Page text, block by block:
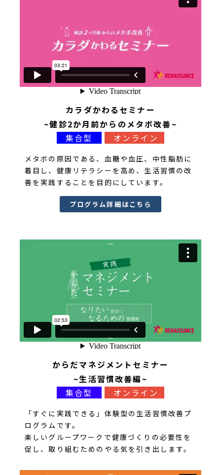
カラダかわるセミナー
~健診2か月前からのメタボ改善~
集合型
オンライン
メタボの原因である、血糖や血圧、中性脂肪に
着目し、健康リテラシーを高め、生活習慣の改
善を実践することを目的にしています。
プログラム詳細はこちら
からだマネジメントセミナー
~生活習慣改善編~
集合型
オンライン
「すぐに実践できる」体験型の生活習慣改善プ
ログラムです。
楽しいグループワークで健康づくりの必要性を
促し、取り組むためのやる気を引き出します。